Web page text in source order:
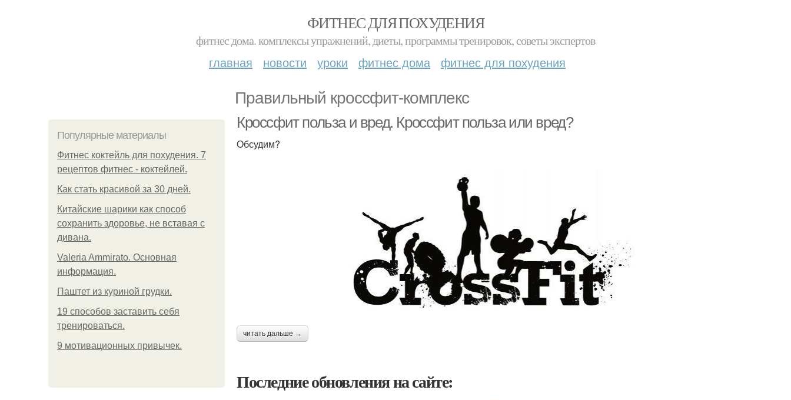
ФИТНЕС ДЛЯ ПОХУДЕНИЯ
фитнес дома. комплексы упражнений, диеты, программы тренировок, советы экспертов
главная новости уроки фитнес дома фитнес для похудения
Правильный кроссфит-комплекс
Популярные материалы
Фитнес коктейль для похудения. 7
рецептов фитнес - коктейлей.
Как стать красивой за 30 дней.
Китайские шарики как способ
сохранить здоровье, не вставая с
дивана.
Valeria Ammirato. Основная
информация.
Паштет из куриной грудки.
19 способов заставить себя
тренироваться.
9 мотивационных привычек.
Кроссфит польза и вред. Кроссфит польза или вред?
Обсудим?
читать дальше →
Последние обновления на сайте: